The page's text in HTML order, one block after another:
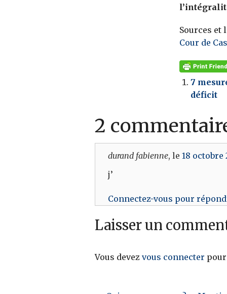
Sources et
Cour de
7
déficit
2
durand fabienne, le 18 octobre
j’
Connectez-vous pour
Laisser un
Vous devez vous connecter